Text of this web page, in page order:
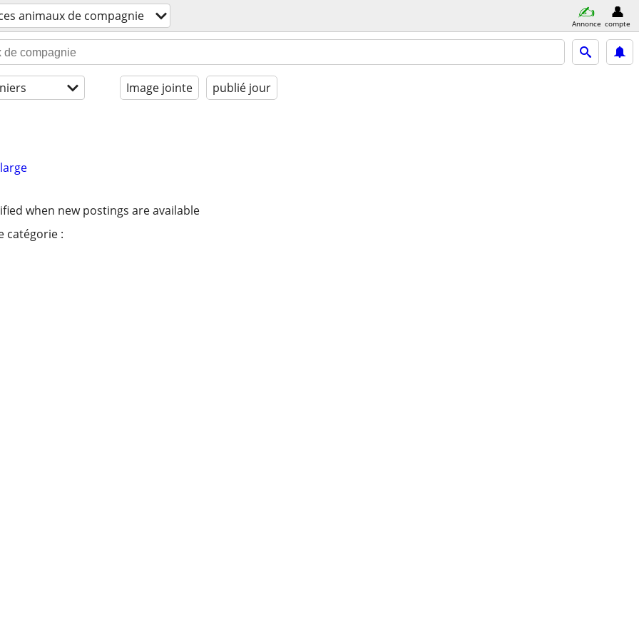
animaux de compagnie Annonce compte
Image jointe publié jour
when new postings are available
catégorie :